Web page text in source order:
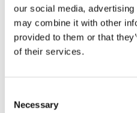
our social media,
may combine it with other
provided to them or that
of their services.
Necessary
Du
Bli den första att lämna ett